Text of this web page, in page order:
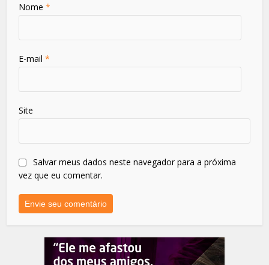
Nome*
E-mail*
Site
Salvar meus dados neste navegador para a próxima
vez que eu comentar.